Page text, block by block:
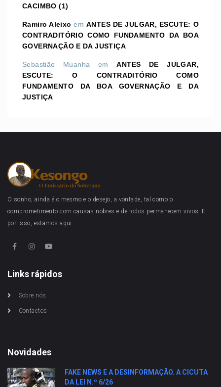
CACIMBO (1)
Ramiro Aleixo emANTES DE JULGAR, ESCUTE: O
CONTRADITÓRIO COMO FUNDAMENTO DA BOA
GOVERNAÇÃO E DA JUSTIÇA
Sebastião Muanha emANTES DE JULGAR,
ESCUTE: O CONTRADITÓRIO COMO
FUNDAMENTO DA BOA GOVERNAÇÃO E DA
JUSTIÇA
O sonho, ainda é o mesmo e o desejo, a vontade, tal como o
comprometimento com causas nobres e de todos permanecem vivos. E
por isso, estamos aqui.
Links rápidos
Sobre nós
Contactos
Novidades
FAKE NEWS E A DESINFORMAÇÃO. A CICUTA
DA LEI N.º 6/26